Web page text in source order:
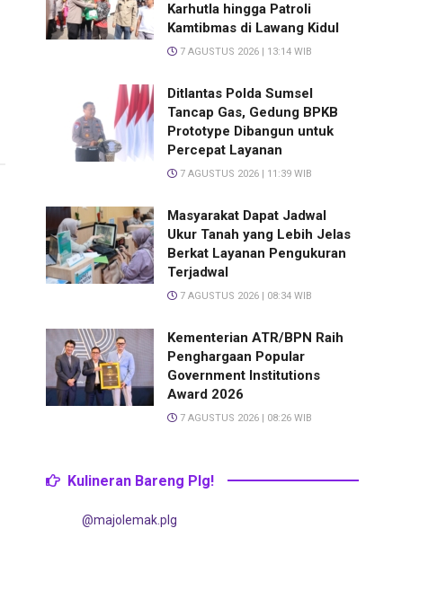
Karhutla hingga Patroli
Kamtibmas di Lawang Kidul
7 AGUSTUS 2026 | 13:14 WIB
Ditlantas Polda Sumsel
Tancap Gas, Gedung BPKB
Prototype Dibangun untuk
Percepat Layanan
7 AGUSTUS 2026 | 11:39 WIB
Masyarakat Dapat Jadwal
Ukur Tanah yang Lebih Jelas
Berkat Layanan Pengukuran
Terjadwal
7 AGUSTUS 2026 | 08:34 WIB
Kementerian ATR/BPN Raih
Penghargaan Popular
Government Institutions
Award 2026
7 AGUSTUS 2026 | 08:26 WIB
Kulineran Bareng Plg!
@majolemak.plg